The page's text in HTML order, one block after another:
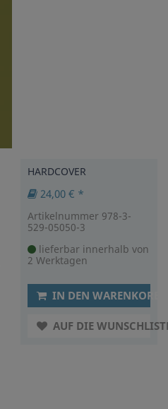
HARDCOVER
24,00 € *
Artikelnummer 978-3-
529-05050-3
lieferbar innerhalb von
2 Werktagen
IN DEN WARENKORB
AUF DIE